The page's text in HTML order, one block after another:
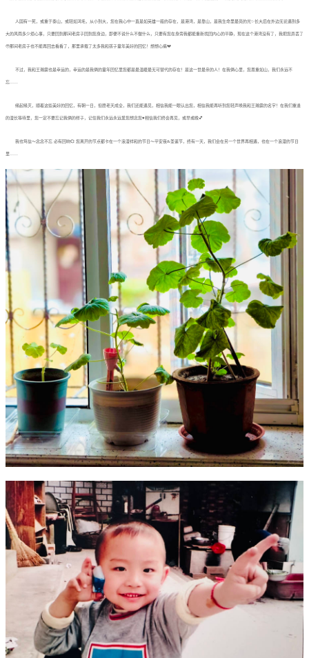
人固有一死，或重于泰山，或轻如鸿毛，从小到大，您在我心中一直是如英雄一般的存在，是港湾，是靠山，是我生命里最亮的光✨长大后在外边无论遇到多
大的风雨多少烦心事，只要回到那间老房子回到您身边，即便不说什么不做什么，只要有您在身旁我都能重新找回内心的平静，现在这个港湾没有了，我把您弄丢了
🥹那间老房子也不能再回去看看了，那里承载了太多我和孩子童年美好的回忆！想想心痛💔
不过，我和王瀚霆也是幸运的，幸运的是我俩的童年回忆里您都是最温暖最无可替代的存在！是这一世最亲的人！在我俩心里，您恩重如山，我们永远不
忘……
缘起缘灭，顺着这些美好的回忆，有朝一日，但愿老天成全，我们还能遇见，相信我能一眼认出您，相信我能再听到您轻声唤我和王瀚霆的名字！在我们重逢
的漫长等待里，您一定不要忘记我俩的样子，记住我们永远永远爱您想念您♥️相信我们终会再见，或早或晚💕
我也笃信～念念不忘 必有回响💞 您离开的节点都卡在一个浪漫祥和的节日～平安夜&圣诞节，终有一天，我们会在另一个世界再相遇，也在一个浪漫的节日
里……